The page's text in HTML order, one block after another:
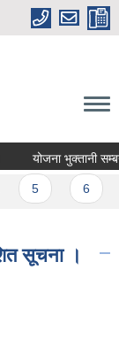
योजना भुक्तानी
सूचना ।